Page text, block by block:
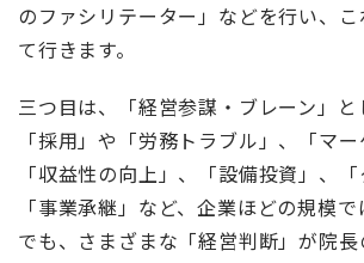
のファシリテーター」などを行い、
て行きます。
三つ目は、「経営参謀・ブレーン」と
「採用」や「労務トラブル」、「マー
「収益性の向上」、「設備投資」、「
「事業承継」など、企業ほどの規模
でも、さまざまな「経営判断」が院